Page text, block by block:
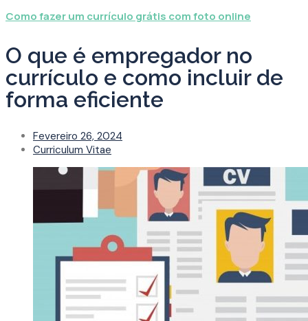
Como fazer um currículo grátis com foto online
O que é empregador no
currículo e como incluir de
forma eficiente
Fevereiro 26, 2024
Curriculum Vitae